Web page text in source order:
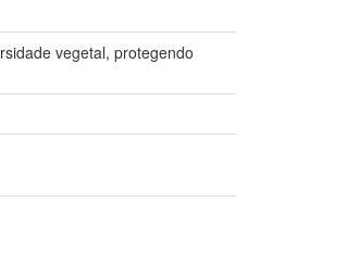
vegetal, protegendo